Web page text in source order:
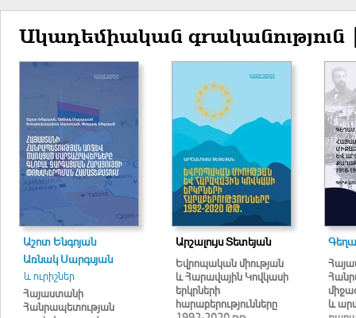
Ակադեմիական
Աշոտ Ենգոյան
Առնակ Սարգսյան
և ուրիշներ
Հայաստանի
Հանրապետության
Արշալույս Տետեյան
Եվրոպական միության
և Հարավային Կովկասի
երկրների
հարաբերությունները
և